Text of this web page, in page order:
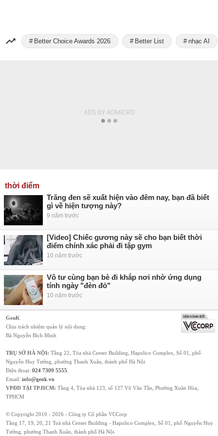
Better Choice Awards 2026 Better List nhạc AI
thời điểm
Trăng đen sẽ xuất hiện vào đêm nay, bạn đã biết
gì về hiện tượng này?
9 năm trước
[Video] Chiếc gương này sẽ cho bạn biết thời
điểm chính xác phải đi tập gym
10 năm trước
Vô tư cùng bạn bè đi khắp nơi nhờ ứng dụng
tính ngày "đèn đỏ"
10 năm trước
GenK
Chịu trách nhiệm quản lý nội dung:
Bà Nguyễn Bích Minh
TRỤ SỞ HÀ NỘI: Tầng 22, Tòa nhà Center Building, Hapulico Complex, Số 01, phố
Nguyễn Huy Tưởng, phường Thanh Xuân, thành phố Hà Nội
Điện thoại: 024 7309 5555
Email: info@genk.vn
VPĐD TẠI TP.HCM: Tầng 4, Tòa nhà 123, số 127 Võ Văn Tần, Phường Xuân Hòa,
TPHCM
© Copyright 2010 - 2026 - Công ty Cổ phần VCCorp
Tầng 17, 19, 20, 21 Toà nhà Center Building - Hapulico Complex, Số 01, phố Nguyễn Huy
Tưởng, phường Thanh Xuân, thành phố Hà Nội